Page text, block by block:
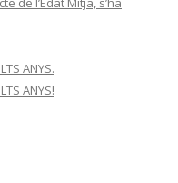
ANYS.
ANYS!